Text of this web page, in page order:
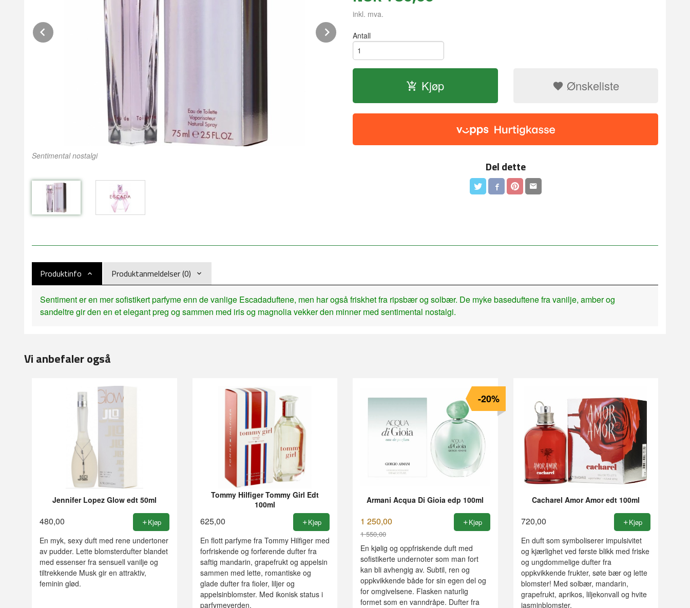
Sentimental nostalgi
Next
inkl. mva.
Antall
Kjøp Ønskeliste
Del dette
Produktinfo Produktanmeldelser (0)
Sentiment er en mer sofistikert parfyme enn de vanlige Escadaduftene, men har også friskhet fra ripsbær og solbær. De myke baseduftene fra vanilje, amber og
sandeltre gir den en et elegant preg og sammen med iris og magnolia vekker den minner med sentimental nostalgi.
Vi anbefaler også
Jennifer Lopez Glow edt 50ml
480,00 Kjøp
En myk, sexy duft med rene undertoner
av pudder. Lette blomsterdufter blandet
med essenser fra sensuell vanilje og
tiltrekkende Musk gir en attraktiv,
feminin glød.
Tommy Hilfiger Tommy Girl Edt
100ml
625,00 Kjøp
En flott parfyme fra Tommy Hilfiger med
forfriskende og forførende dufter fra
saftig mandarin, grapefrukt og appelsin
sammen med lette, romantiske og
glade dufter fra fioler, liljer og
appelsinblomster. Med ikonisk status i
parfymeverden.
Armani Acqua Di Gioia edp 100ml
1 250,00
1 550,00
Rabatt
-20%
Kjøp
En kjølig og oppfriskende duft med
sofistikerte undernoter som man fort
kan bli avhengig av. Subtil, ren og
oppkvikkende både for sin egen del og
for omgivelsene. Flasken naturlig
formet som en vanndråpe. Dufter fra
Cacharel Amor Amor edt 100ml
720,00 Kjøp
En duft som symboliserer impulsivitet
og kjærlighet ved første blikk med friske
og ungdommelige dufter fra
oppkvikkende frukter, søte bær og lette
blomster! Med solbær, mandarin,
grapefrukt, aprikos, liljekonvall og hvite
jasminblomster.